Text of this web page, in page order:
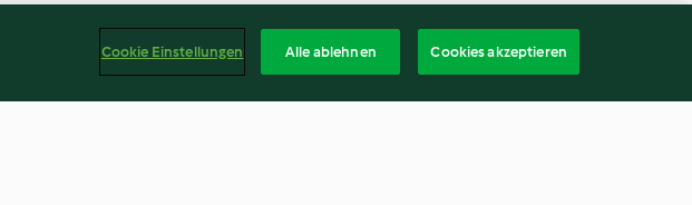
Cookie Einstellungen Alle ablehnen Cookies akzeptieren